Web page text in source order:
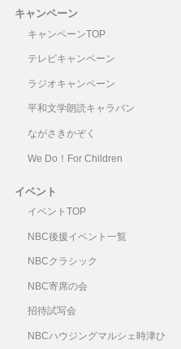
キャンペーン
キャンペーンTOP
テレビキャンペーン
ラジオキャンペーン
平和文学朗読キャラバン
ながさきかぞく
We Do！For Children
イベント
イベントTOP
NBC後援イベント一覧
NBCクラシック
NBC寄席の会
招待試写会
NBCハウジングマルシェ時津ひ